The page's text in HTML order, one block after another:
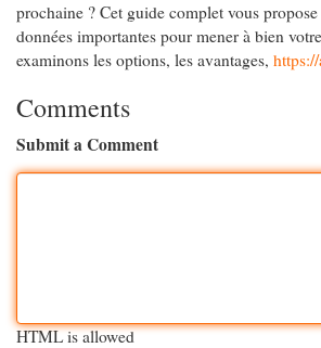
prochaine ? Cet guide complet vous
données importantes pour mener à bien
examinons les options, les avantages,
Comments
Submit a Comment
HTML is allowed